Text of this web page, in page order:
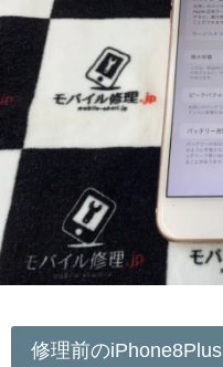
修理前のiPhone8Plus